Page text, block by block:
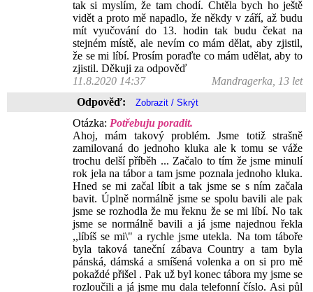
tak si myslím, že tam chodí. Chtěla bych ho ještě
vidět a proto mě napadlo, že někdy v září, až budu
mít vyučování do 13. hodin tak budu čekat na
stejném místě, ale nevím co mám dělat, aby zjistil,
že se mi líbí. Prosím poraďte co mám udělat, aby to
zjistil. Děkuji za odpověď
11.8.2020 14:37
Mandragerka, 13 let
Odpověď:
Otázka: Potřebuju poradit.
Ahoj, mám takový problém. Jsme totiž strašně
zamilovaná do jednoho kluka ale k tomu se váže
trochu delší příběh ... Začalo to tím že jsme minulí
rok jela na tábor a tam jsme poznala jednoho kluka.
Hned se mi začal líbit a tak jsme se s ním začala
bavit. Úplně normálně jsme se spolu bavili ale pak
jsme se rozhodla že mu řeknu že se mi líbí. No tak
jsme se normálně bavili a já jsme najednou řekla
,,líbíš se mi\" a rychle jsme utekla. Na tom táboře
byla taková taneční zábava Country a tam byla
pánská, dámská a smíšená volenka a on si pro mě
pokaždé přišel . Pak už byl konec tábora my jsme se
rozloučili a já jsme mu dala telefonní číslo. Asi půl